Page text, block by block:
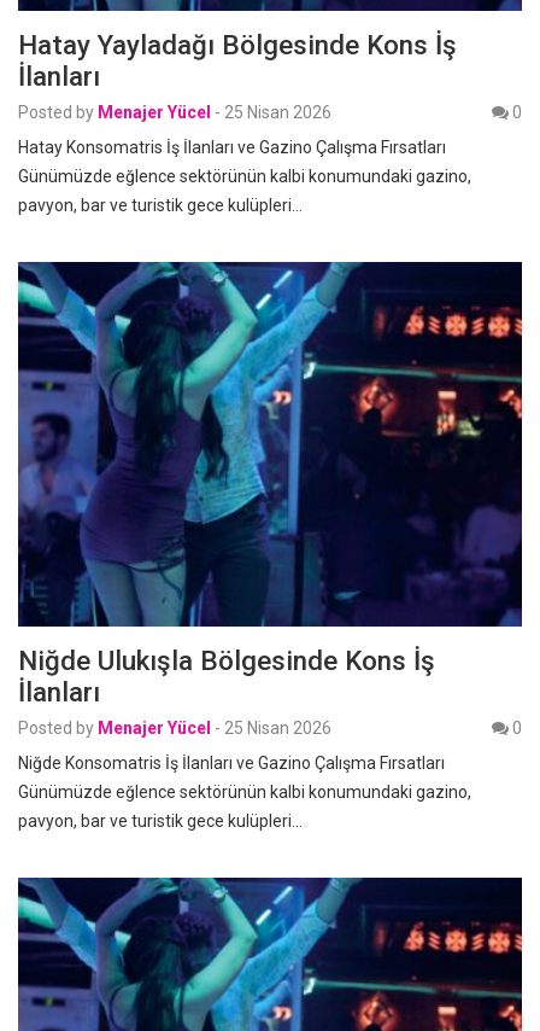
Hatay Yayladağı Bölgesinde Kons İş
İlanları
Posted by Menajer Yücel - 25 Nisan 2026
0
Hatay Konsomatris İş İlanları ve Gazino Çalışma Fırsatları
Günümüzde eğlence sektörünün kalbi konumundaki gazino,
pavyon, bar ve turistik gece kulüpleri…
Niğde Ulukışla Bölgesinde Kons İş
İlanları
Posted by Menajer Yücel - 25 Nisan 2026
0
Niğde Konsomatris İş İlanları ve Gazino Çalışma Fırsatları
Günümüzde eğlence sektörünün kalbi konumundaki gazino,
pavyon, bar ve turistik gece kulüpleri…